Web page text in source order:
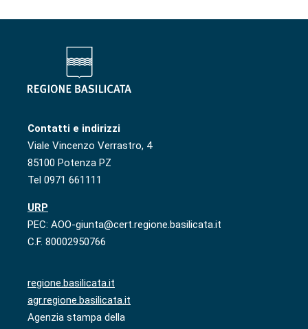
Contatti e indirizzi
Viale Vincenzo Verrastro, 4
85100 Potenza PZ
Tel 0971 661111
URP
PEC: AOO-giunta@cert.regione.basilicata.it
C.F. 80002950766
regione.basilicata.it
agr.regione.basilicata.it
Agenzia stampa della